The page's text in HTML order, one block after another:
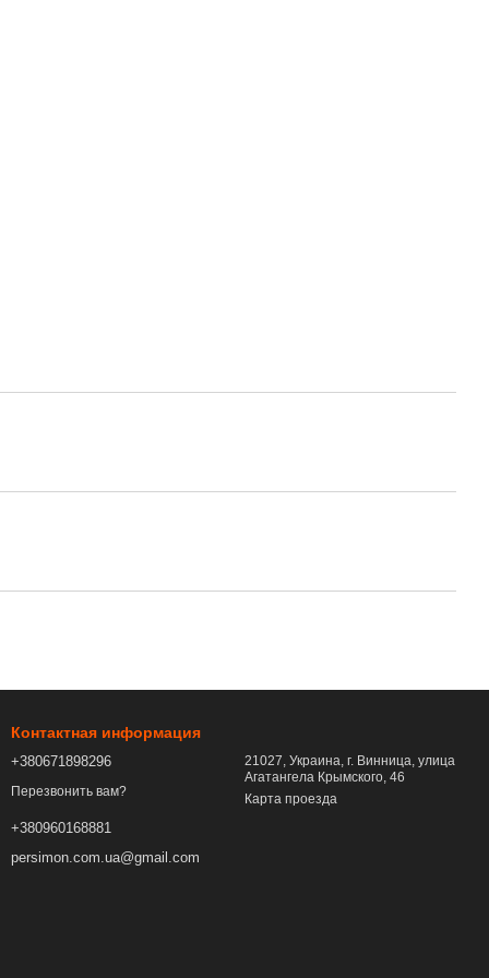
Контактная информация
+380671898296
Перезвонить вам?
+380960168881
persimon.com.ua@gmail.com
21027, Украина, г. Винница, улица
Агатангела Крымского, 46
Карта проезда